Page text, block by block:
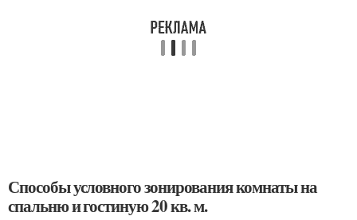
Способы условного зонирования комнаты на
спальню и гостиную 20 кв. м.